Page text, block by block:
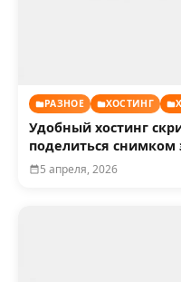
РАЗНОЕ ХОСТИНГ
Удобный хостинг
поделиться снимком
5 апреля, 2026